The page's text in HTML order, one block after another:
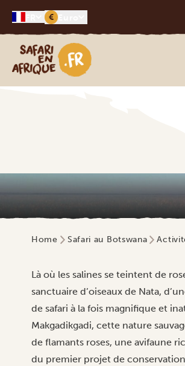
€
Safari en Afrique
Home Safari au Botswana
Là où les salines se teintent de
sanctuaire d’oiseaux de Nata,
de safari à la fois magnifique et
Makgadikgadi, cette nature
de flamants roses, une avifaune
du premier projet de